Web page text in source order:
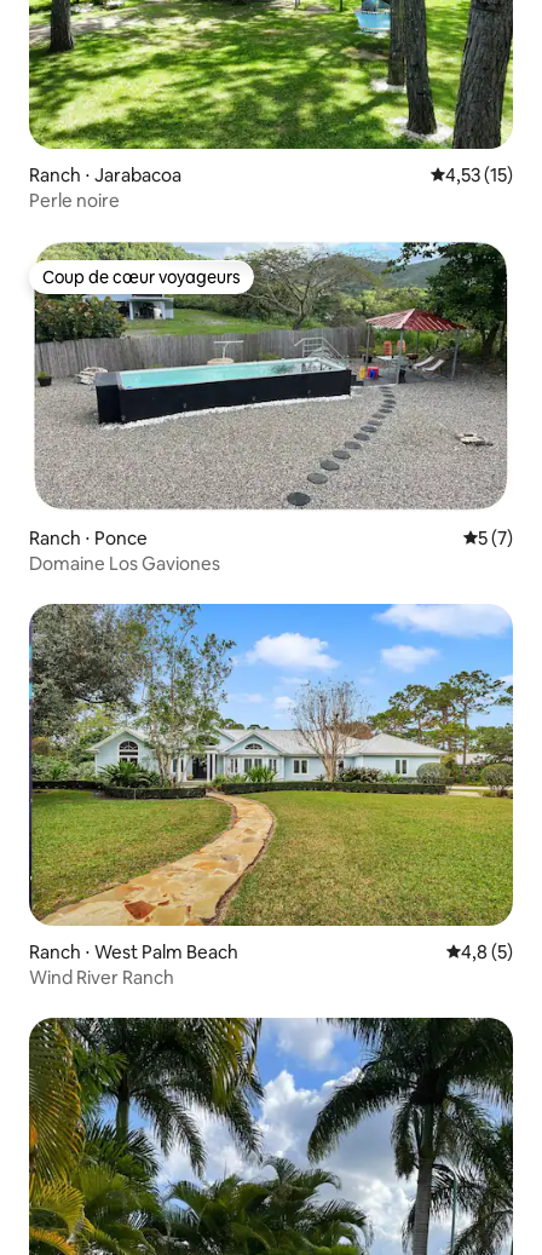
Ranch ⋅ Jarabacoa Évaluation
4,53 (15)
Perle noire
Coup de cœur voyageurs
Coup de cœur voyageurs
Ranch ⋅ Ponce
5 (7)
Domaine Los Gaviones
Ranch ⋅ West Palm Beach Évaluation
4,8 (5)
Wind River Ranch